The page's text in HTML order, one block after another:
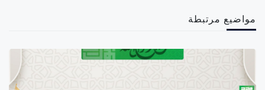
مواضيع مرتبطة